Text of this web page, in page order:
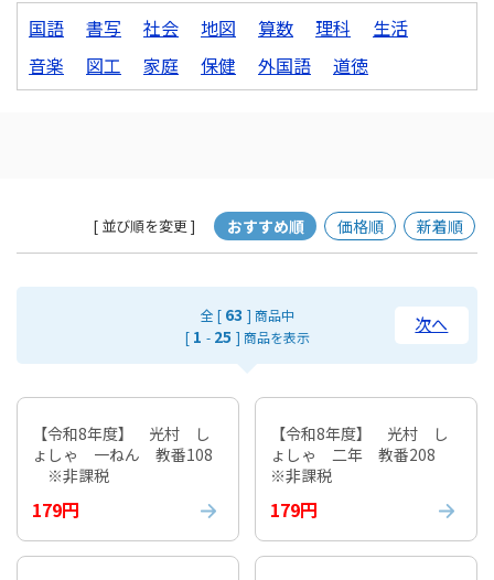
国語 書写 社会 地図 算数 理科
生活
音楽
図工 家庭 保健 外国語 道徳
[ 並び順を変更 ] おすすめ順 価格順 新着順
全 [ 63 ] 商品中
[ 1 - 25 ] 商品を表示
次へ
【令和8年度】 光村 し
ょしゃ 一ねん 教番108
※非課税
179円
【令和8年度】 光村 し
ょしゃ 二年 教番208
※非課税
179円